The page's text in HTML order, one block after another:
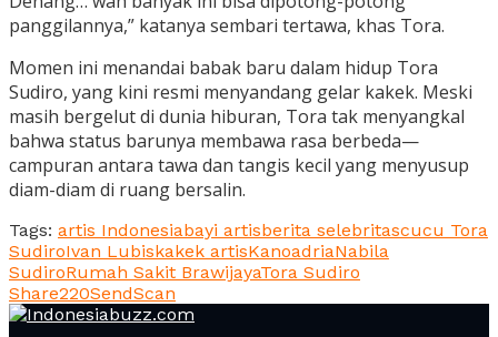
panggilannya,” katanya sembari tertawa, khas Tora.
Momen ini menandai babak baru dalam hidup Tora
Sudiro, yang kini resmi menyandang gelar kakek. Meski
masih bergelut di dunia hiburan, Tora tak menyangkal
bahwa status barunya membawa rasa berbeda—
campuran antara tawa dan tangis kecil yang menyusup
diam-diam di ruang bersalin.
Tags: artis Indonesiabayi artisberita selebritascucu Tora
SudiroIvan Lubiskakek artisKanoadriaNabila
SudiroRumah Sakit BrawijayaTora Sudiro
Share220SendScan